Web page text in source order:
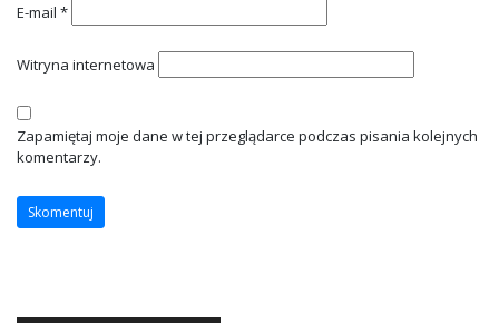
E-mail *
Witryna internetowa
Zapamiętaj moje dane w tej przeglądarce podczas pisania kolejnych
komentarzy.